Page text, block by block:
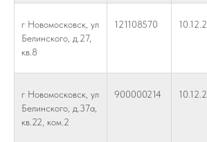
г Новомосковск, ул
Белинского, д.27,
кв.8
121108570
г Новомосковск, ул
Белинского, д.37а,
кв.22, ком.2
900000214